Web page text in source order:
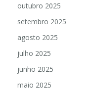
outubro 2025
setembro 2025
agosto 2025
julho 2025
junho 2025
maio 2025